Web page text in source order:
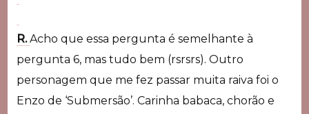
R. Acho que essa pergunta é semelhante à
pergunta 6, mas tudo bem (rsrsrs). Outro
personagem que me fez passar muita raiva foi o
Enzo de ‘Submersão’. Carinha babaca, chorão e